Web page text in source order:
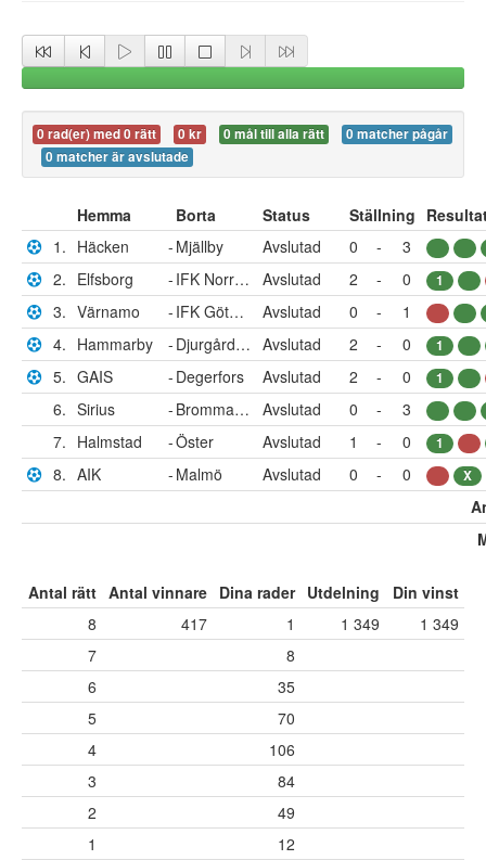
Om TipsXtra.se
0 rad(er) med 0 rätt 0 kr 0 mål till alla rätt
0 matcher pågår
0 matcher är avslutade
Hemma Borta Status Ställning
1. Häcken -Mjällby Avslutad 0 -
3
2. Elfsborg - IFK Norrköping Avslutad 2 - 0 1
3. Värnamo - IFK Göteborg Avslutad 0 -
1
4. Hammarby - Djurgården Avslutad 2 - 0 1
5. GAIS -Degerfors Avslutad 2 - 0 1
6. Sirius - Brommapojkarna Avslutad 0 -
3
7. Halmstad -Öster Avslutad 1 - 0 1
8. AIK -Malmö Avslutad 0 - 0 X
Antal rätt Antal vinnare Dina rader Utdelning
Din vinst
8
417 1 1 349
1 349
7
8
6
35
5
70
4
106
3
84
2
49
1
12